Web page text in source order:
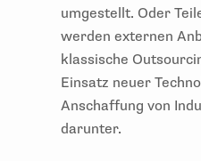
umgestellt. Oder
werden externen
klassische
Einsatz neuer
Anschaffung von
darunter.